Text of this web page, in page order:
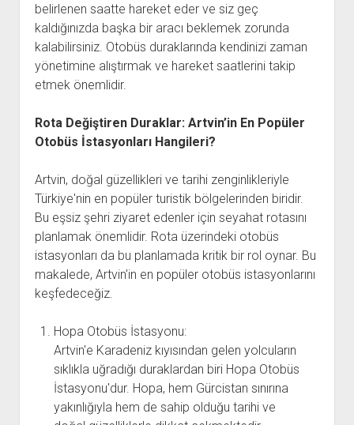
belirlenen saatte hareket eder ve siz geç
kaldığınızda başka bir aracı beklemek zorunda
kalabilirsiniz. Otobüs duraklarında kendinizi zaman
yönetimine alıştırmak ve hareket saatlerini takip
etmek önemlidir.
Rota Değiştiren Duraklar: Artvin’in En Popüler
Otobüs İstasyonları Hangileri?
Artvin, doğal güzellikleri ve tarihi zenginlikleriyle
Türkiye'nin en popüler turistik bölgelerinden biridir.
Bu eşsiz şehri ziyaret edenler için seyahat rotasını
planlamak önemlidir. Rota üzerindeki otobüs
istasyonları da bu planlamada kritik bir rol oynar. Bu
makalede, Artvin'in en popüler otobüs istasyonlarını
keşfedeceğiz.
Hopa Otobüs İstasyonu:
Artvin'e Karadeniz kıyısından gelen yolcuların
sıklıkla uğradığı duraklardan biri Hopa Otobüs
İstasyonu'dur. Hopa, hem Gürcistan sınırına
yakınlığıyla hem de sahip olduğu tarihi ve